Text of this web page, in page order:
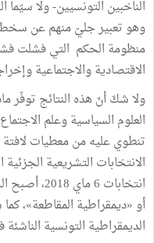
الناخبين التونسيين- ولا
وهو تعبير جليّ منهم عن سخط
منظومة الحكم التي فشلت
الاقتصادية والاجتماعية
ولا شكّ أنّ هذه النتائج توفّر
العلوم السياسية وعلم
تنطوي عليه من معطيات
الانتخابات التشريعية
انتخابات 6
أو «ديمقراطية المقاطعة»،
الديمقراطية التونسية